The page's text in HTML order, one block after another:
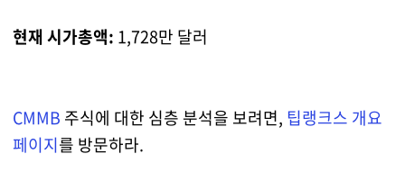
현재 시가총액: 1,728만 달러
CMMB 주식에 대한 심층 분석을 보려면, 팁랭크스 개요
페이지를 방문하라.